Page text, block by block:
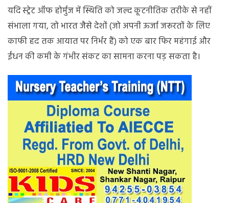
यदि स्ट्रेट ऑफ होर्मुज में स्थिति को जल्द कूटनीतिक तरीके से नहीं
संभाला गया, तो भारत जैसे देशों (जो अपनी ऊर्जा जरूरतों के लिए
काफी हद तक आयात पर निर्भर हैं) को एक बार फिर महंगाई और
ईंधन की कमी के गंभीर संकट का सामना करना पड़ सकता है।